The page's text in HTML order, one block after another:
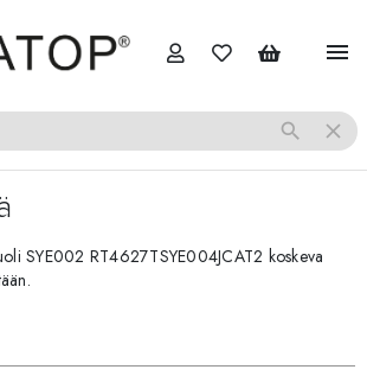
menu
search close
SYE002 RT4627TSYE004JCAT2 koskeva